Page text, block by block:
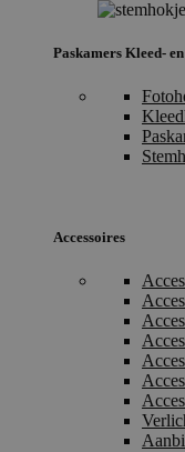
Paskamers Kleed-
Accessoires